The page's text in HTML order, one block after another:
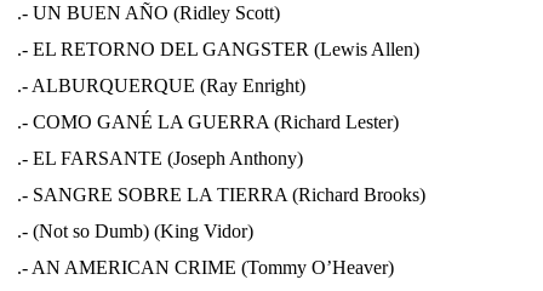
.- UN BUEN AÑO (Ridley Scott)
.- EL RETORNO DEL GANGSTER (Lewis Allen)
.- ALBURQUERQUE (Ray Enright)
.- COMO GANÉ LA GUERRA (Richard Lester)
.- EL FARSANTE (Joseph Anthony)
.- SANGRE SOBRE LA TIERRA (Richard Brooks)
.- (Not so Dumb) (King Vidor)
.- AN AMERICAN CRIME (Tommy O’Heaver)